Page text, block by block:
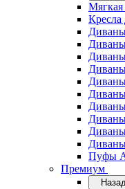
Мягкая
Кресла
Пуфы
Премиум